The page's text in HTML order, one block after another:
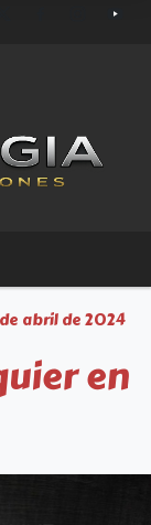
abril de 2024
en